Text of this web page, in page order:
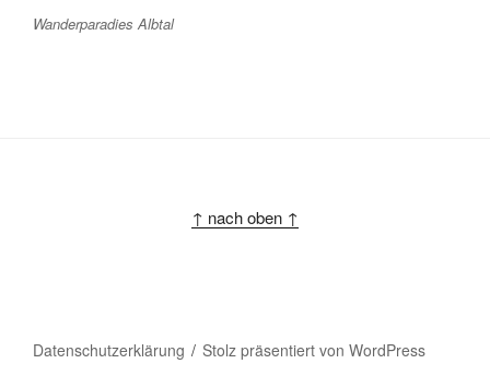
Wanderparadies Albtal
↑ nach oben ↑
Datenschutzerklärung Stolz präsentiert von WordPress